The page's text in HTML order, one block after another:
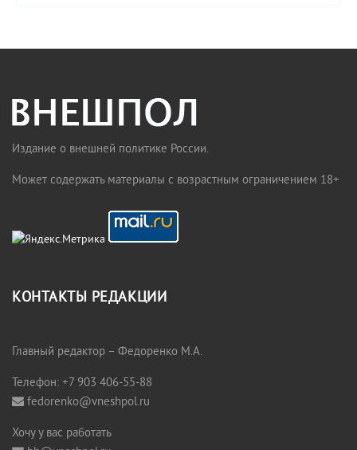
Издание о внешней политике России.
Может содержать материалы с возрастным ограничением 18+
КОНТАКТЫ РЕДАКЦИИ
Главный редактор – Федоренко М.А.
Телефон: +7 903 406-55-88
fedorenko@vneshpol.ru
Хочу у вас работать